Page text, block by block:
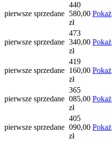
pierwsze sprzedane
440
580,00
zł
Pokaż
pierwsze sprzedane
473
340,00
zł
Pokaż
pierwsze sprzedane
419
160,00
zł
Pokaż
pierwsze sprzedane
365
085,00
zł
Pokaż
pierwsze sprzedane
405
090,00
zł
Pokaż